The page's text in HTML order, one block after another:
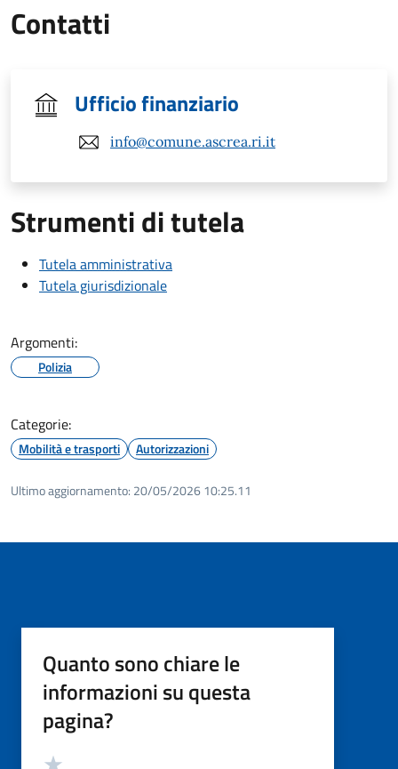
Contatti
Ufficio finanziario
info@comune.ascrea.ri.it
Strumenti di tutela
Tutela amministrativa
Tutela giurisdizionale
Argomenti:
Polizia
Categorie:
Mobilità e trasporti Autorizzazioni
Ultimo aggiornamento: 20/05/2026 10:25.11
Quanto sono chiare le
informazioni su questa
pagina?
Valutazione